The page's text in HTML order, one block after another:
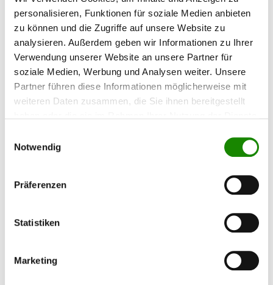
personalisieren, Funktionen für soziale Medien anbieten
zu können und die Zugriffe auf unsere Website zu
analysieren. Außerdem geben wir Informationen zu Ihrer
Verwendung unserer Website an unsere Partner für
soziale Medien, Werbung und Analysen weiter. Unsere
Partner führen diese Informationen möglicherweise mit
weiteren Daten zusammen, die Sie ihnen bereitgestellt
Notwendig
Präferenzen
Statistiken
Marketing
Einmarsch und Kriegsende in Sindelfingen 1945
In dieser Sequenz berichtet Immanuel Rühle (Jg. 1933) über das